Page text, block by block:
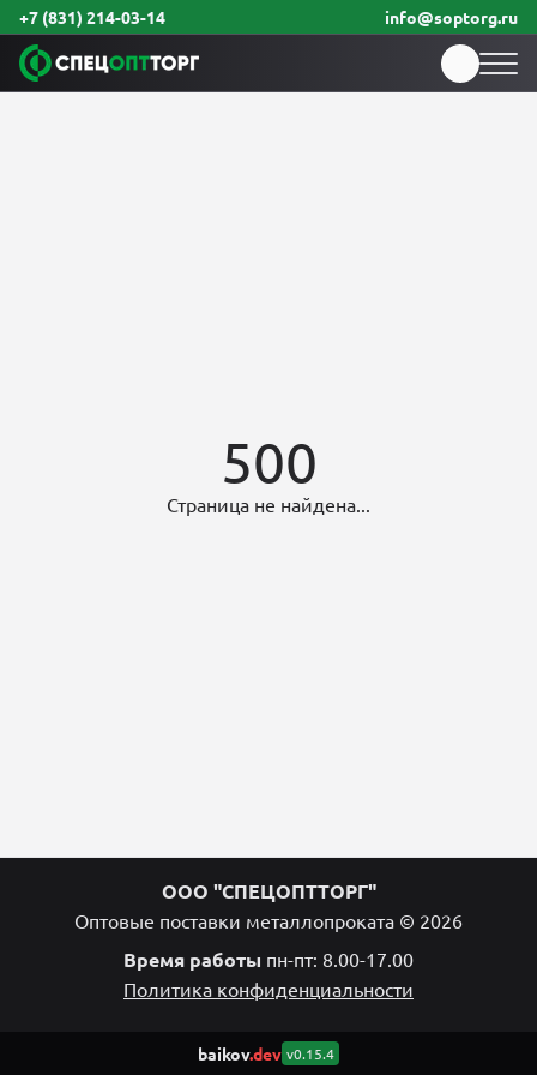
+7 (831) 214-03-14 info@soptorg.ru
500
Страница не найдена...
ООО "СПЕЦОПТТОРГ"
Оптовые поставки металлопроката © 2026
Время работы пн-пт: 8.00-17.00
Политика конфиденциальности
baikov.dev v0.15.4